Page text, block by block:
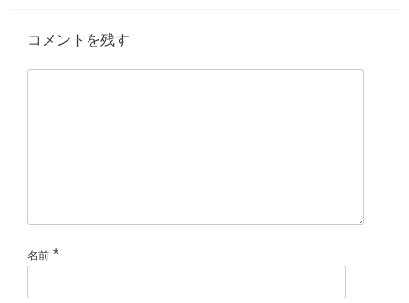
コメントを残す
名前 *